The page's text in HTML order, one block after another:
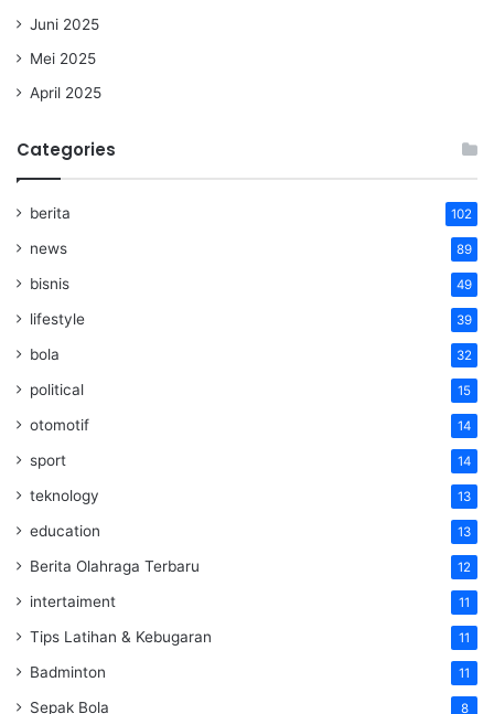
Juni 2025
Mei 2025
April 2025
Categories
berita 102
news 89
bisnis 49
lifestyle 39
bola 32
political 15
otomotif 14
sport 14
teknology 13
education 13
Berita Olahraga Terbaru 12
intertaiment 11
Tips Latihan & Kebugaran 11
Badminton 11
Sepak Bola 8